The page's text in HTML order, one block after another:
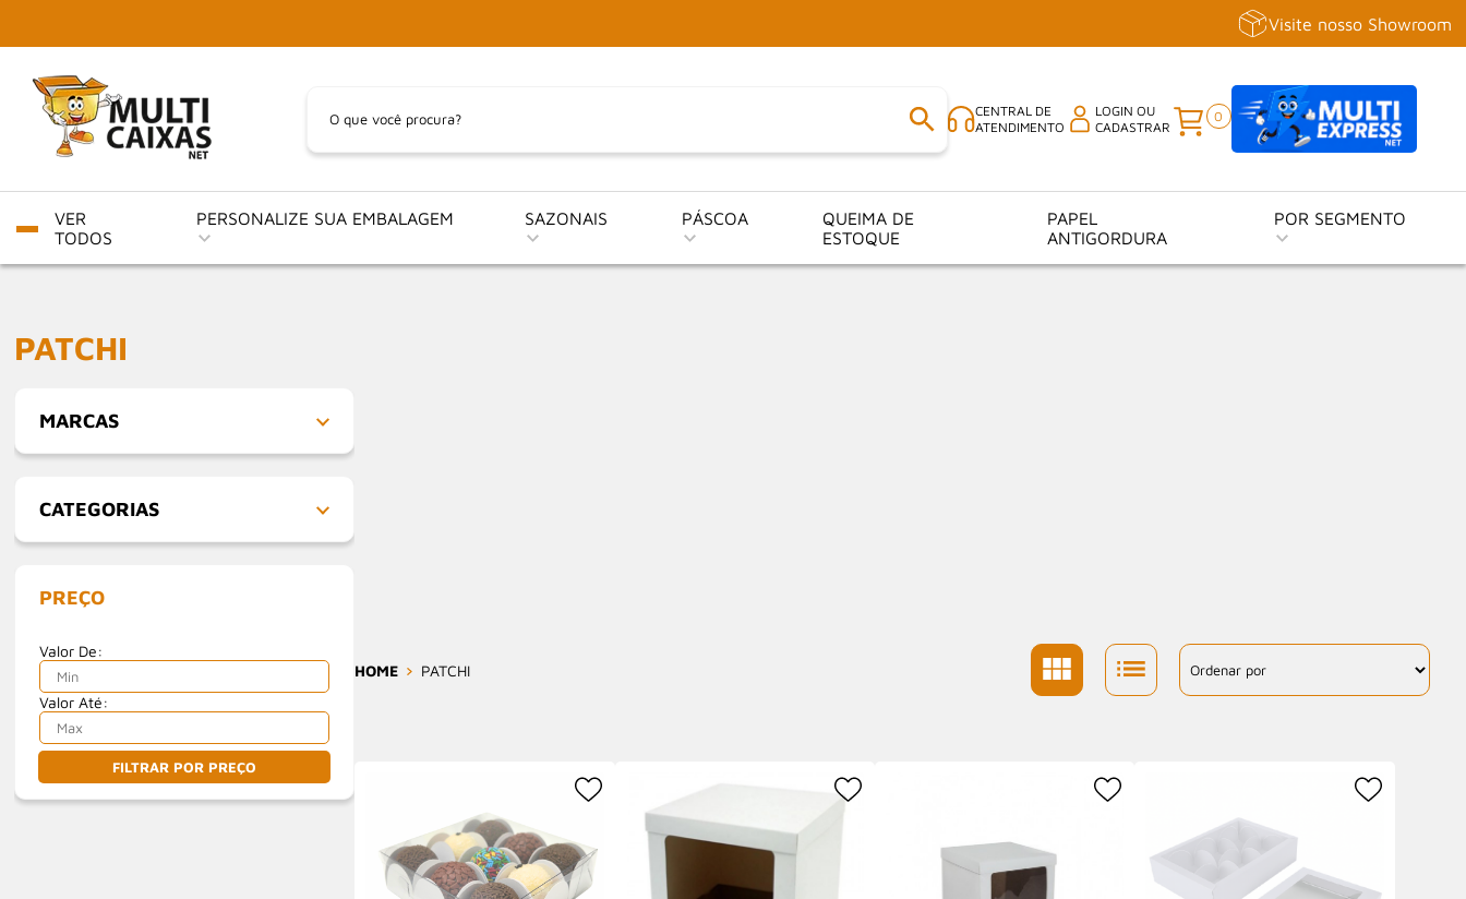
Visite nosso Showroom
CENTRAL DE
ATENDIMENTO
LOGIN OU
CADASTRAR
0
VER
TODOS
PERSONALIZE SUA EMBALAGEM SAZONAIS PÁSCOA
QUEIMA DE
ESTOQUE
PAPEL
ANTIGORDURA
POR SEGMENTO
PATCHI
MARCAS
CATEGORIAS
PREÇO
Valor De:
Valor Até:
FILTRAR POR PREÇO
HOME PATCHI